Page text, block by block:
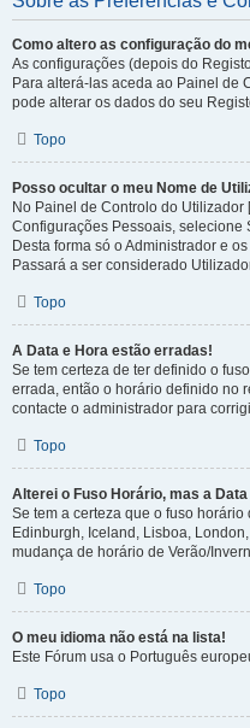
Como altero as configuração do
As configurações (depois do
Para alterá-las aceda ao Painel de
pode alterar os dados do seu
Topo
Posso ocultar o meu Nome de
No Painel de Controlo do
Configurações Pessoais, selecione
Desta forma só o Administrador e
Passará a ser considerado
Topo
A Data e Hora estão erradas!
Se tem certeza de ter definido o
errada, então o horário definido no
contacte o administrador para
Topo
Alterei o Fuso Horário, mas a
Se tem a certeza que o fuso
Edinburgh, Iceland, Lisboa,
mudança de horário de Verão/
Topo
O meu idioma não está na lista!
Este Fórum usa o Português
Topo